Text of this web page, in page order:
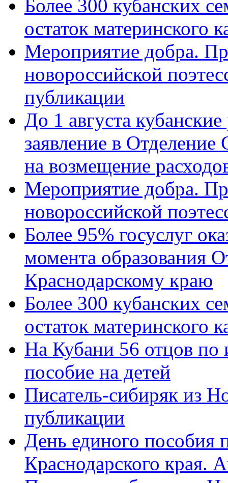
Более 300 кубанских
остаток материнского
Мероприятие добра.
новороссийской
публикации
До 1 августа
заявление в
на возмещение
Мероприятие добра.
новороссийской
Более 95% госуслуг
момента образования
Краснодарскому краю
Более 300 кубанских
остаток материнского
На Кубани 56 отцов по
пособие на детей
Писатель-сибиряк из
публикации
День единого пособия
Краснодарского края.